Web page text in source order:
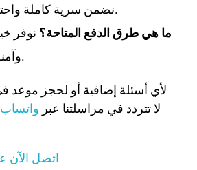
نضمن سرية كاملة واحترام خصوصيتك.
ما هي طرق الدفع المتاحة؟ نوفر
وآمنة حسب راحتك.
لأي أسئلة إضافية أو لحجز موعد
لا تتردد في مراسلتنا عبر
اتصل الآن